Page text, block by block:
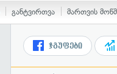
განტვირთვა მართვის
ჯგუფები